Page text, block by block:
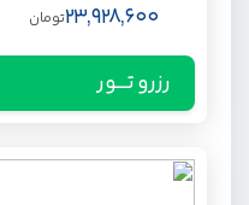
23,928,600تومان
رزرو تـــور